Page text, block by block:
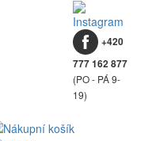
+420
777 162 877
(PO - PÁ 9-
19)